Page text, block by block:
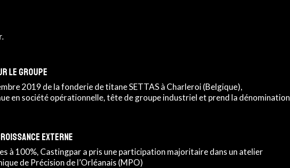
le groupe
2019 de la fonderie de titane SETTAS à Charleroi (Belgique),
en société opérationnelle, tête de groupe industriel et prend la dénomination
externe
à 100%, Castingpar a pris une participation majoritaire dans un atelier
de Précision de l’Orléanais (MPO)